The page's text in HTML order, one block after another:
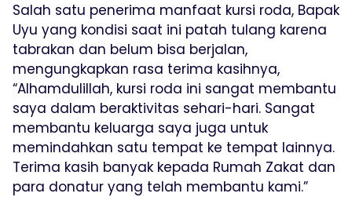
Salah satu penerima manfaat kursi roda, Bapak
Uyu yang kondisi saat ini patah tulang karena
tabrakan dan belum bisa berjalan,
mengungkapkan rasa terima kasihnya,
“Alhamdulillah, kursi roda ini sangat membantu
saya dalam beraktivitas sehari-hari. Sangat
membantu keluarga saya juga untuk
memindahkan satu tempat ke tempat lainnya.
Terima kasih banyak kepada Rumah Zakat dan
para donatur yang telah membantu kami.”